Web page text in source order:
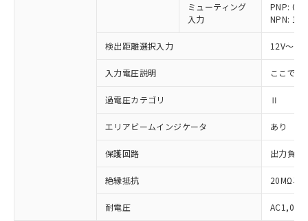
ミューティング
入力
PNP: 0V
NPN: 1/
検出距離選択入力 12V～Vs
入力電圧説明 ここでの
過電圧カテゴリ Ⅱ
エリアビームインジケータ あり
保護回路 出力負荷
絶縁抵抗 20MΩ以
耐電圧